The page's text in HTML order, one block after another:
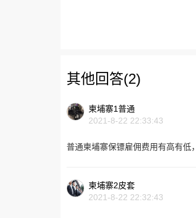
其他回答(2)
柬埔寨1普通
2021-8-22 22:33:43
普通柬埔寨保镖雇佣费用有高有低
柬埔寨2皮套
2021-8-22 22:32:43